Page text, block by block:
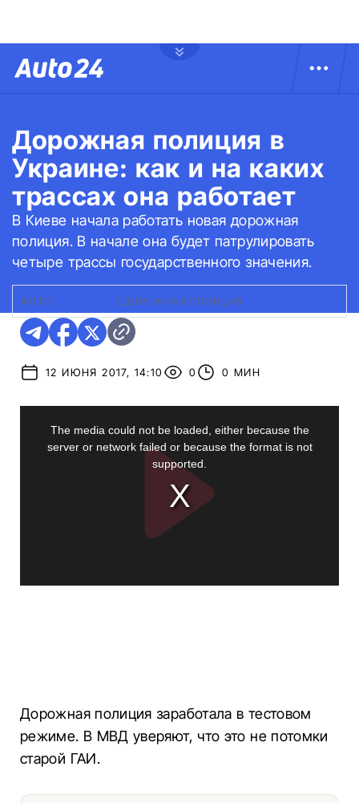
Дорожная полиция в
Украине: как и на каких
трассах она работает
В Киеве начала работать новая дорожная
полиция. В начале она будет патрулировать
четыре трассы государственного значения.
ФОТО: ДОРОЖНАЯ ПОЛИЦИЯ
12 ИЮНЯ 2017, 14:10 0 0 МИН
Дорожная полиция заработала в тестовом
режиме. В МВД уверяют, что это не потомки
старой ГАИ.